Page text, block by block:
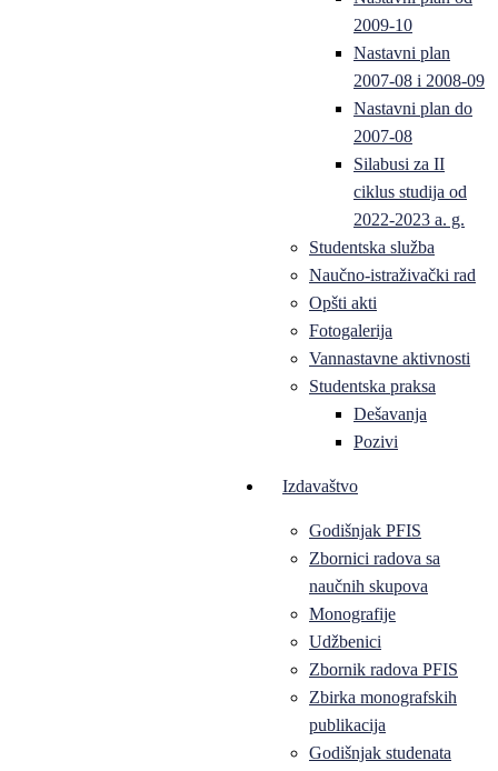
2009-10
Nastavni plan
2007-08 i 2008-09
Nastavni plan do
2007-08
Silabusi za II
ciklus studija od
2022-2023 a. g.
Studentska služba
Naučno-istraživački rad
Opšti akti
Fotogalerija
Vannastavne aktivnosti
Studentska praksa
Dešavanja
Pozivi
Izdavaštvo
Godišnjak PFIS
Zbornici radova sa
naučnih skupova
Monografije
Udžbenici
Zbornik radova PFIS
Zbirka monografskih
publikacija
Godišnjak studenata